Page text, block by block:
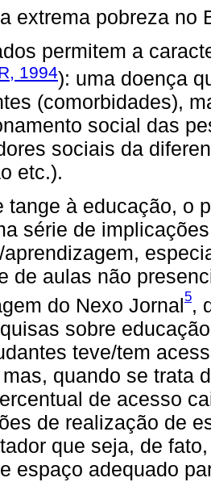
extrema pobreza no
permitem a
1994): uma doença
(comorbidades),
social das
sociais da
etc.).
tange à educação, o
série de
de aulas não
do Nexo Jornal5,
sobre
teve/tem
quando se trata
de acesso
de realização de
que seja, de
espaço adequado